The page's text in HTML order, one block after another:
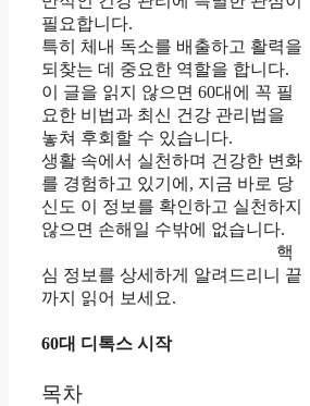
필요합니다.
특히 체내 독소를 배출하고 활력을
되찾는 데 중요한 역할을 합니다.
이 글을 읽지 않으면 60대에 꼭 필
요한 비법과 최신 건강 관리법을
놓쳐 후회할 수 있습니다.
생활 속에서 실천하며 건강한 변화
를 경험하고 있기에, 지금 바로 당
신도 이 정보를 확인하고 실천하지
않으면 손해일 수밖에 없습니다.
핵
심 정보를 상세하게 알려드리니 끝
까지 읽어 보세요.
60대 디톡스 시작
목차